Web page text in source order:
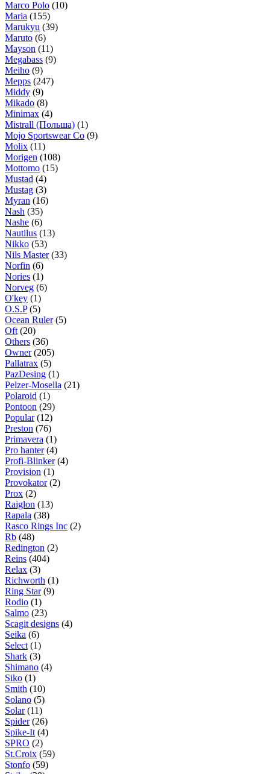
Marco Polo (10)
Maria (155)
Marukyu (39)
Maruto (6)
Mayson (11)
Megabass (9)
Meiho (9)
Mepps (247)
Middy (9)
Mikado (8)
Minimax (4)
Mistrall (Польша) (1)
Mojo Sportswear Co (9)
Molix (11)
Morigen (108)
Mottomo (15)
Mustad (4)
Mustag (3)
Myran (16)
Nash (35)
Nashe (6)
Nautilus (13)
Nikko (53)
Nils Master(33)
Norfin (6)
Nories (1)
Norveg (6)
O'key (1)
O.S.P(5)
Ocean Ruler(5)
Oft (20)
Others (36)
Owner(205)
Pallatrax (5)
PazDesing (1)
Pelzer-Mosella (21)
Polaroid (1)
Pontoon (29)
Popular(12)
Preston (76)
Primavera (1)
Pro hanter(4)
Profi-Blinker(4)
Provision (1)
Provokator(2)
Prox (2)
Raiglon (13)
Rapala (38)
Rasco Rings Inc (2)
Rb (48)
Redington (2)
Reins (404)
Relax (3)
Richworth (1)
Ring Star(9)
Rodio (1)
Salmo (23)
Scagit designs (4)
Seika (6)
Select (1)
Shark (3)
Shimano (4)
Siko (1)
Smith (10)
Solano (5)
Solar(11)
Spider(26)
Spike-It (4)
SPRO (2)
St.Croix (59)
Stonfo (59)